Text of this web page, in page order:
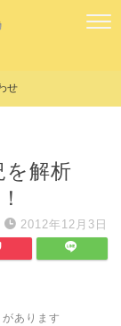
せ
を解析
2012年12月3日
あります